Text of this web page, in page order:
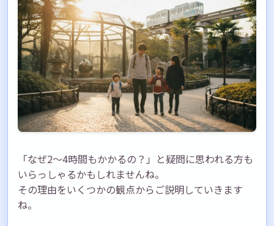
「なぜ2〜4時間もかかるの？」と疑問に思われる方も
いらっしゃるかもしれませんね。
その理由をいくつかの観点からご説明していきます
ね。